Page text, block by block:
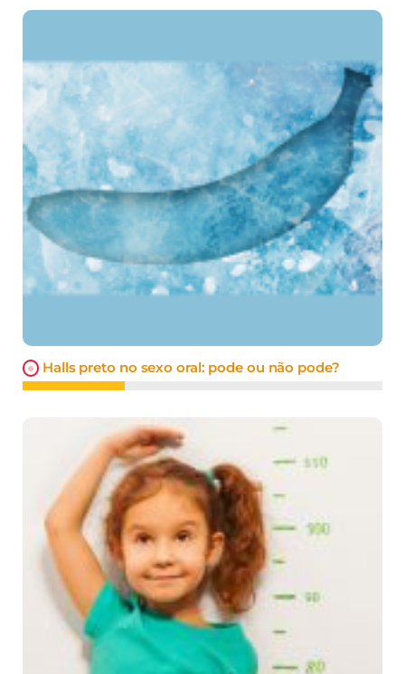
Halls preto no sexo oral: pode ou não pode?